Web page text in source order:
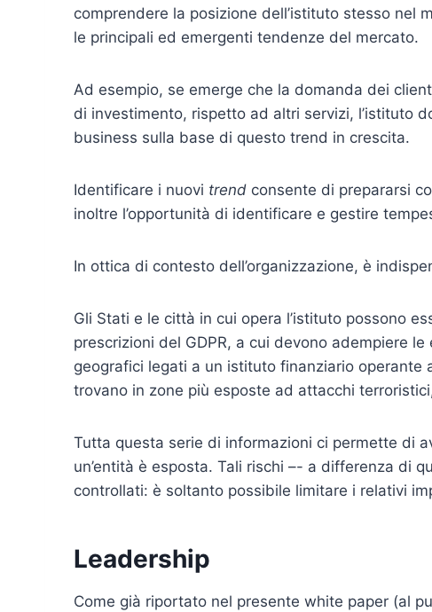
comprendere la posizione dell’istituto stesso nel
le principali ed emergenti tendenze del mercato.
Ad esempio, se emerge che la domanda dei
di investimento, rispetto ad altri servizi, l’istituto
business sulla base di questo trend in crescita.
Identificare i nuovi trend consente di prepararsi
inoltre l’opportunità di identificare e gestire
In ottica di contesto dell’organizzazione, è
Gli Stati e le città in cui opera l’istituto possono
prescrizioni del GDPR, a cui devono adempiere
geografici legati a un istituto finanziario operante
trovano in zone più esposte ad attacchi
Tutta questa serie di informazioni ci permette di
un’entità è esposta. Tali rischi –- a differenza di
controllati: è soltanto possibile limitare i relativi
Leadership
Come già riportato nel presente white paper (al